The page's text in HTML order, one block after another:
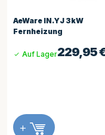
AeWare IN.YJ 3kW
Fernheizung
229,95
Auf Lager
+